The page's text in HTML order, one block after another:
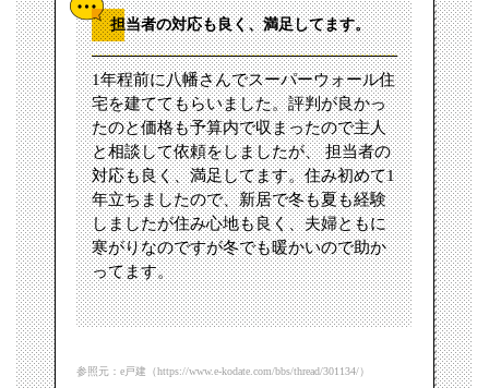
担当者の対応も良く、満足してます。
1年程前に八幡さんでスーパーウォール住
宅を建ててもらいました。評判が良かっ
たのと価格も予算内で収まったので主人
と相談して依頼をしましたが、 担当者の
対応も良く、満足してます。住み初めて1
年立ちましたので、新居で冬も夏も経験
しましたが住み心地も良く、夫婦ともに
寒がりなのですが冬でも暖かいので助か
ってます。
参照元：e戸建（https://www.e-kodate.com/bbs/thread/301134/）